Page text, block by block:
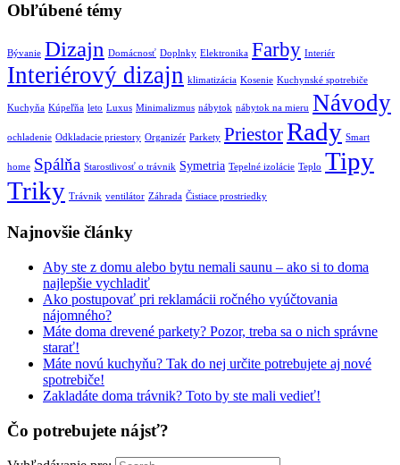
Obľúbené témy
Bývanie Dizajn Domácnosť Doplnky Elektronika Farby Interiér
Interiérový dizajn klimatizácia Kosenie Kuchynské spotrebiče
Kuchyňa Kúpeľňa leto Luxus Minimalizmus nábytok nábytok na mieru Návody
ochladenie Odkladacie priestory Organizér Parkety PriestorRady Smart
home Spálňa Starostlivosť o trávnik Symetria Tepelné izolácie Teplo Tipy
Triky Trávnik ventilátor Záhrada Čistiace prostriedky
Najnovšie články
Aby ste z domu alebo bytu nemali saunu – ako si to doma
najlepšie vychladiť
Ako postupovať pri reklamácii ročného vyúčtovania
nájomného?
Máte doma drevené parkety? Pozor, treba sa o nich správne
starať!
Máte novú kuchyňu? Tak do nej určite potrebujete aj nové
spotrebiče!
Zakladáte doma trávnik? Toto by ste mali vedieť!
Čo potrebujete nájsť?